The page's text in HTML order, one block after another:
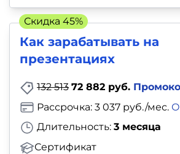
Как зарабатывать на
презентациях
132 513 72 882 руб.
Длительность: 3 месяца
Сертификат
Рассрочка: 3 037 руб./мес.
Скидка 45%